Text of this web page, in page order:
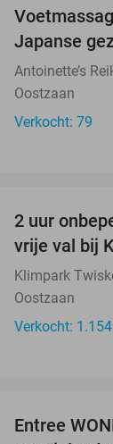
Japanse
Antoinette’s
Oostzaan
Verkocht: 79
2 uur
vrije val bij
Klimpark
Oostzaan
Verkocht: 1.154
Entree